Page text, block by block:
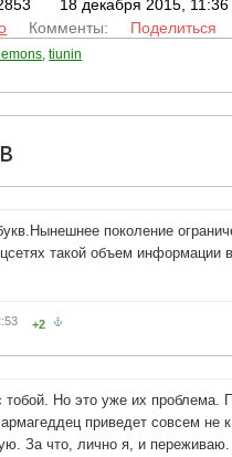
18 декабря 2015, 11:36
Комменты: Поделиться
,tiunin
поколение
такой объем информации
+2
Но это уже их проблема.
приведет совсем не
За что, лично я, и